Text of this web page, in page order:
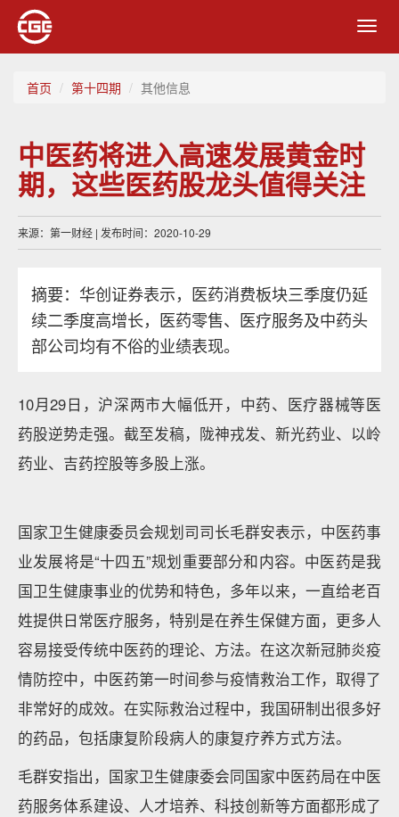
首页 第十四期 其他信息
中医药将进入高速发展黄金时
期，这些医药股龙头值得关注
来源：第一财经 | 发布时间：2020-10-29
摘要：华创证券表示，医药消费板块三季度仍延
续二季度高增长，医药零售、医疗服务及中药头
部公司均有不俗的业绩表现。
10月29日，沪深两市大幅低开，中药、医疗器械等医
药股逆势走强。截至发稿，陇神戎发、新光药业、以岭
药业、吉药控股等多股上涨。
国家卫生健康委员会规划司司长毛群安表示，中医药事
业发展将是“十四五”规划重要部分和内容。中医药是我
国卫生健康事业的优势和特色，多年以来，一直给老百
姓提供日常医疗服务，特别是在养生保健方面，更多人
容易接受传统中医药的理论、方法。在这次新冠肺炎疫
情防控中，中医药第一时间参与疫情救治工作，取得了
非常好的成效。在实际救治过程中，我国研制出很多好
的药品，包括康复阶段病人的康复疗养方式方法。
毛群安指出，国家卫生健康委会同国家中医药局在中医
药服务体系建设、人才培养、科技创新等方面都形成了